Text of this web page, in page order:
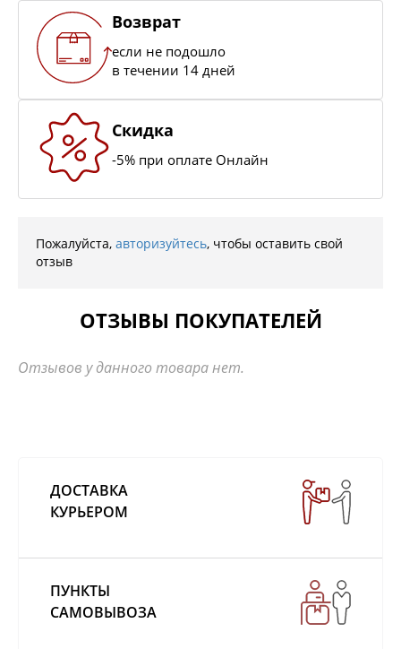
Возврат
если не подошло
в течении 14 дней
Скидка
-5% при оплате Онлайн
Пожалуйста, авторизуйтесь, чтобы оставить свой
отзыв
ОТЗЫВЫ ПОКУПАТЕЛЕЙ
Отзывов у данного товара нет.
ДОСТАВКА
КУРЬЕРОМ
ПУНКТЫ
САМОВЫВОЗА